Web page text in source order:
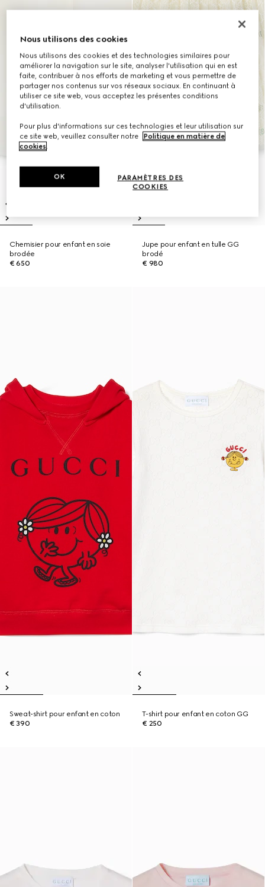
Chemisier pour enfant en soie
brodée
€ 650
Jupe pour enfant en tulle GG
brodé
€ 980
Sweat-shirt pour enfant en coton
€ 390
T-shirt pour enfant en coton GG
€ 250
Nous utilisons des cookies
Nous utilisons des cookies et des technologies similaires pour
améliorer la navigation sur le site, analyser l'utilisation qui en est
faite, contribuer à nos efforts de marketing et vous permettre de
partager nos contenus sur vos réseaux sociaux. En continuant à
utiliser ce site web, vous acceptez les présentes conditions
d'utilisation.
Pour plus d'informations sur ces technologies et leur utilisation sur
ce site web, veuillez consulter notre
Politique en matière de
cookies.
PARAMÈTRES DES
COOKIES
OK